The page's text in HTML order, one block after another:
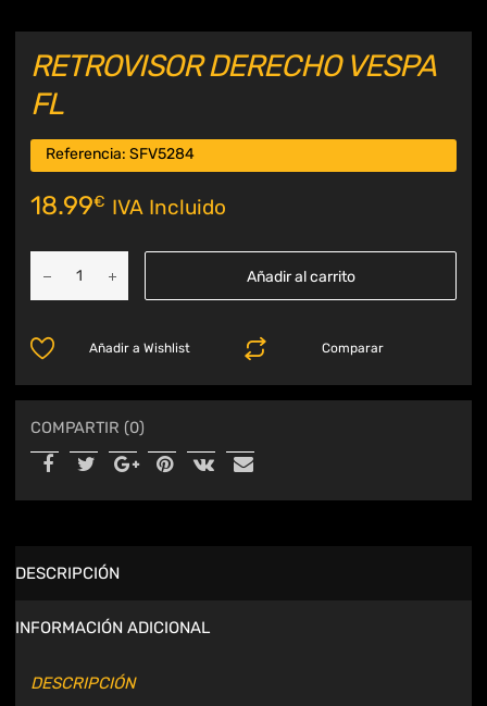
RETROVISOR DERECHO VESPA
FL
Referencia: SFV5284
18.99€ IVA Incluido
Añadir al carrito
Comparar
Añadir a Wishlist
COMPARTIR (0)
DESCRIPCIÓN
INFORMACIÓN ADICIONAL
DESCRIPCIÓN